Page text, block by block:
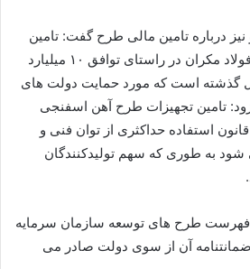
درباره تامین مالی طرح گفت: تامین
مالی طرح آهن اسفنجی فولاد مکران در راستای توافق ۱۰ میلیارد
گذشته است که مورد حمایت دولت های
تامین تجهیزات طرح آهن اسفنجی
استفاده حداکثری از توان فنی و
به طوری که سهم تولیدکنندگان
طرح های توسعه سازمان سرمایه
آن از سوی دولت صادر می